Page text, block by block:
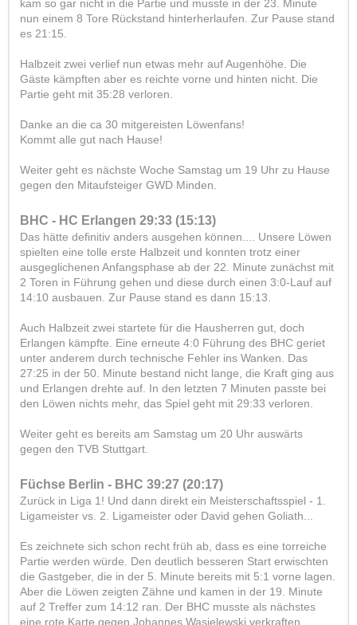
kam so gar nicht in die Partie und musste in der 23. Minute
nun einem 8 Tore Rückstand hinterherlaufen. Zur Pause stand
es 21:15.
Halbzeit zwei verlief nun etwas mehr auf Augenhöhe. Die
Gäste kämpften aber es reichte vorne und hinten nicht. Die
Partie geht mit 35:28 verloren.
Danke an die ca 30 mitgereisten Löwenfans!
Kommt alle gut nach Hause!
Weiter geht es nächste Woche Samstag um 19 Uhr zu Hause
gegen den Mitaufsteiger GWD Minden.
BHC - HC Erlangen 29:33 (15:13)
Das hätte definitiv anders ausgehen können.... Unsere Löwen
spielten eine tolle erste Halbzeit und konnten trotz einer
ausgeglichenen Anfangsphase ab der 22. Minute zunächst mit
2 Toren in Führung gehen und diese durch einen 3:0-Lauf auf
14:10 ausbauen. Zur Pause stand es dann 15:13.
Auch Halbzeit zwei startete für die Hausherren gut, doch
Erlangen kämpfte. Eine erneute 4:0 Führung des BHC geriet
unter anderem durch technische Fehler ins Wanken. Das
27:25 in der 50. Minute bestand nicht lange, die Kraft ging aus
und Erlangen drehte auf. In den letzten 7 Minuten passte bei
den Löwen nichts mehr, das Spiel geht mit 29:33 verloren.
Weiter geht es bereits am Samstag um 20 Uhr auswärts
gegen den TVB Stuttgart.
Füchse Berlin - BHC 39:27 (20:17)
Zurück in Liga 1! Und dann direkt ein Meisterschaftsspiel - 1.
Ligameister vs. 2. Ligameister oder David gehen Goliath...
Es zeichnete sich schon recht früh ab, dass es eine torreiche
Partie werden würde. Den deutlich besseren Start erwischten
die Gastgeber, die in der 5. Minute bereits mit 5:1 vorne lagen.
Aber die Löwen zeigten Zähne und kamen in der 19. Minute
auf 2 Treffer zum 14:12 ran. Der BHC musste als nächstes
eine rote Karte gegen Johannes Wasielewski verkraften,